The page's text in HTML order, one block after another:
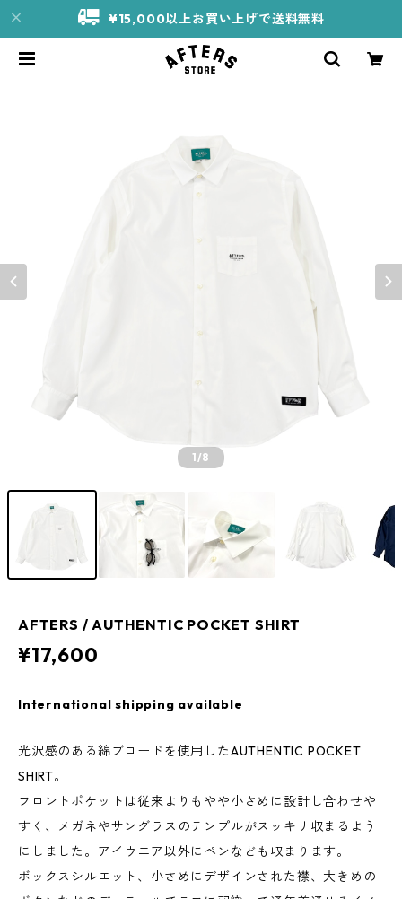
¥15,000以上お買い上げで送料無料
1/8
AFTERS / AUTHENTIC POCKET SHIRT
¥17,600
International shipping available
光沢感のある綿ブロードを使用したAUTHENTIC POCKET
SHIRT。
フロントポケットは従来よりもやや小さめに設計し合わせや
すく、メガネやサングラスのテンプルがスッキリ収まるよう
にしました。アイウエア以外にペンなども収まります。
ボックスシルエット、小さめにデザインされた襟、大きめの